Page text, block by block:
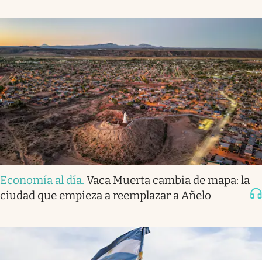
Economía al día. Vaca Muerta cambia de mapa: la
ciudad que empieza a reemplazar a Añelo